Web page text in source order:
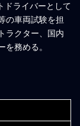
ドライバーとして
の車両試験を担
ラクター、国内
務める。